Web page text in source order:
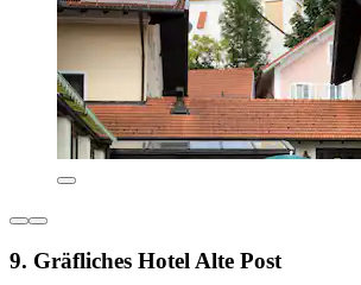
9. Gräfliches Hotel Alte Post